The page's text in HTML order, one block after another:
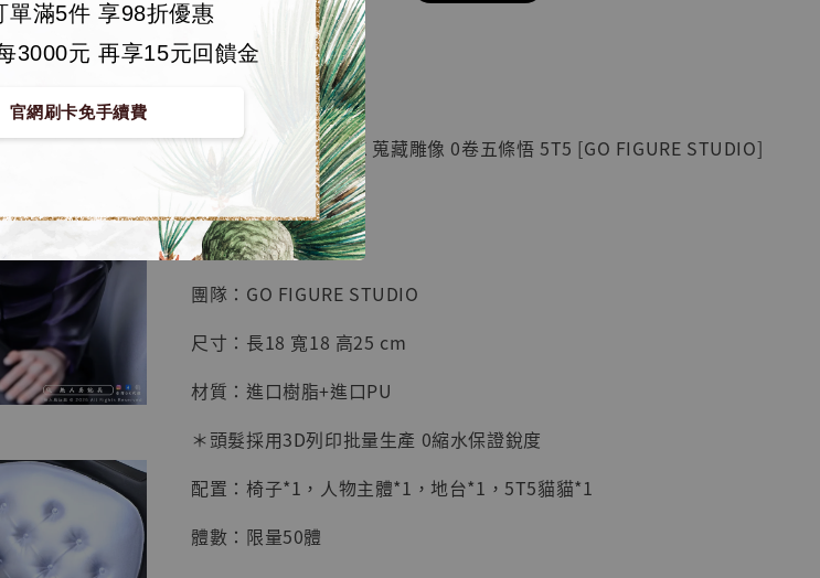
單滿5件 享98折優惠
3000元 再享15元回饋金
官網刷卡免手續費
【店內現貨】七龍珠
系列蒐藏雕像 悟空
鳥山明紀念款 [奇蹟
工作室]
NT$ 4,280
NT$ 5,580
- +
加入購物車
🏝【無人島玩具】
【預購】咒術迴戰 GK 蒐藏雕像 0卷五條悟 5T5 [GO FIGURE STUDIO]
■ 商品資訊：
團隊：GO FIGURE STUDIO
尺寸：長18 寬18 高25 cm
材質：進口樹脂+進口PU
＊頭髮採用3D列印批量生產 0縮水保證銳度
配置：椅子*1，人物主體*1，地台*1，5T5貓貓*1
體數：限量50體